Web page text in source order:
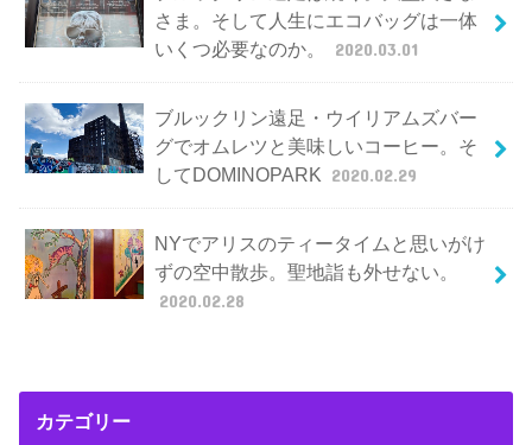
さま。そして人生にエコバッグは一体
いくつ必要なのか。
2020.03.01
ブルックリン遠足・ウイリアムズバー
グでオムレツと美味しいコーヒー。そ
してDOMINOPARK 2020.02.29
NYでアリスのティータイムと思いがけ
ずの空中散歩。聖地詣も外せない。
2020.02.28
カテゴリー